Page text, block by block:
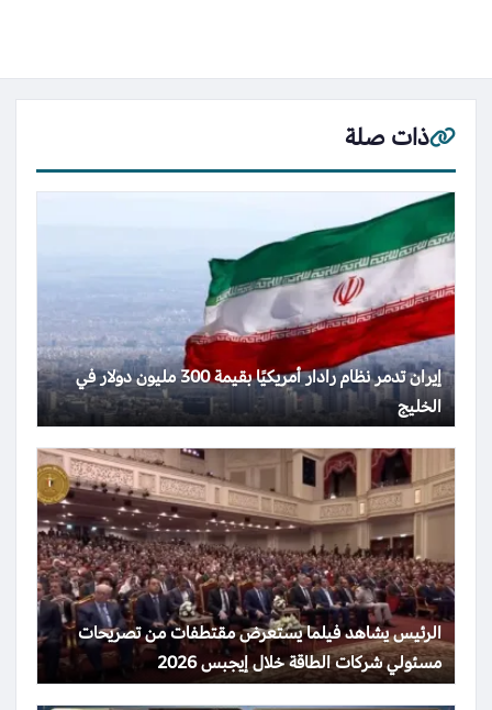
ذات صلة
إيران تدمر نظام رادار أمريكيًا بقيمة 300 مليون دولار في
الخليج
الرئيس يشاهد فيلما يستعرض مقتطفات من تصريحات
مسئولي شركات الطاقة خلال إيجبس 2026